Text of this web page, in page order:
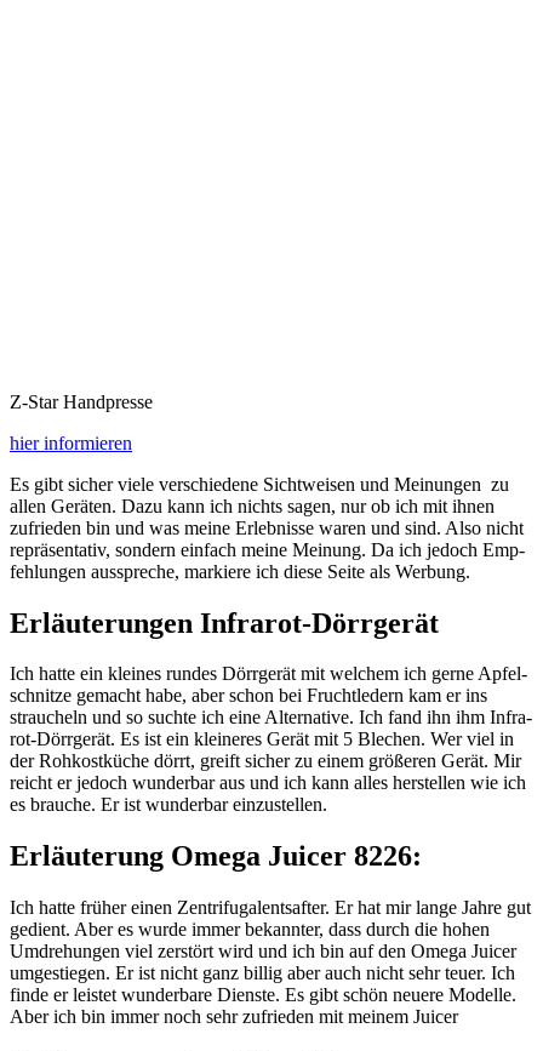
Z‑Star Hand­pres­se
hier infor­mie­ren
Es gibt sicher vie­le ver­schie­de­ne Sicht­wei­sen und Mei­nun­gen zu
allen Gerä­ten. Dazu kann ich nichts sagen, nur ob ich mit ihnen
zufrie­den bin und was mei­ne Erleb­nis­se waren und sind. Also nicht
reprä­sen­ta­tiv, son­dern ein­fach mei­ne Mei­nung. Da ich jedoch Emp­
feh­lun­gen aus­spre­che, mar­kie­re ich die­se Sei­te als Werbung.
Erläuterungen Infrarot-Dörrgerät
Ich hat­te ein klei­nes run­des Dörr­ge­rät mit wel­chem ich ger­ne Apfel­
schnit­ze gemacht habe, aber schon bei Frucht­le­dern kam er ins
strau­cheln und so such­te ich eine Alter­na­ti­ve. Ich fand ihn ihm Infra­
rot-Dörr­ge­rät. Es ist ein klei­ne­res Gerät mit 5 Ble­chen. Wer viel in
der Roh­kost­kü­che dörrt, greift sicher zu einem grö­ße­ren Gerät. Mir
reicht er jedoch wun­der­bar aus und ich kann alles her­stel­len wie ich
es brau­che. Er ist wun­der­bar einzustellen.
Erläuterung Omega Juicer 8226:
Ich hat­te frü­her einen Zen­tri­fu­ga­lent­saf­ter. Er hat mir lan­ge Jah­re gut
gedient. Aber es wur­de immer bekann­ter, dass durch die hohen
Umdre­hun­gen viel zer­stört wird und ich bin auf den Ome­ga Jui­cer
umge­stie­gen. Er ist nicht ganz bil­lig aber auch nicht sehr teu­er. Ich
fin­de er leis­tet wun­der­ba­re Diens­te. Es gibt schön neue­re Model­le.
Aber ich bin immer noch sehr zufrie­den mit mei­nem Juicer